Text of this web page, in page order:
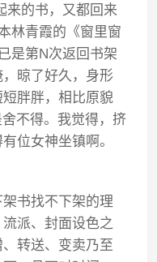
来的书，又都回来
林青霞的《窗里窗
是第N次返回书架
晾了好久，身形
胖胖，相比原貌
不得。我觉得，挤
位女神坐镇啊。
书找不下架的理
派、封面设色之
转送、变卖乃至